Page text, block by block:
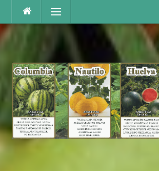
Praleisti
Menu